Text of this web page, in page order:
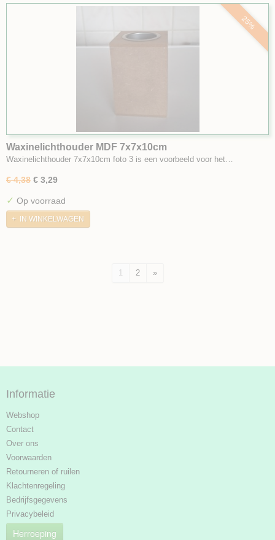
25%
Waxinelichthouder MDF 7x7x10cm
Waxinelichthouder 7x7x10cm foto 3 is een voorbeeld voor het…
€ 4,38 € 3,29
✓ Op voorraad
IN WINKELWAGEN
1 2 »
Informatie
Webshop
Contact
Over ons
Voorwaarden
Retourneren of ruilen
Klachtenregeling
Bedrijfsgegevens
Privacybeleid
Herroeping